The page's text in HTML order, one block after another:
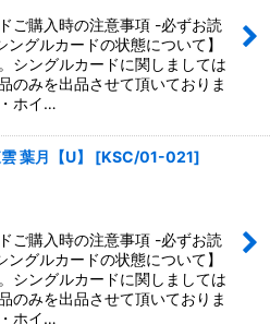
ご購入時の注意事項 -必ずお読
グルカードの状態について】
シングルカードに関しましては
のみを出品させて頂いておりま
ホイ…
葉月【U】 [KSC/01-021]
ご購入時の注意事項 -必ずお読
グルカードの状態について】
シングルカードに関しましては
のみを出品させて頂いておりま
ホイ…